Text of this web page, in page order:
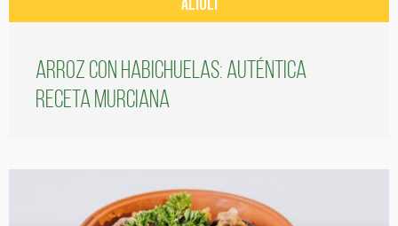
ALIOLI
Arroz con habichuelas: auténtica
receta murciana